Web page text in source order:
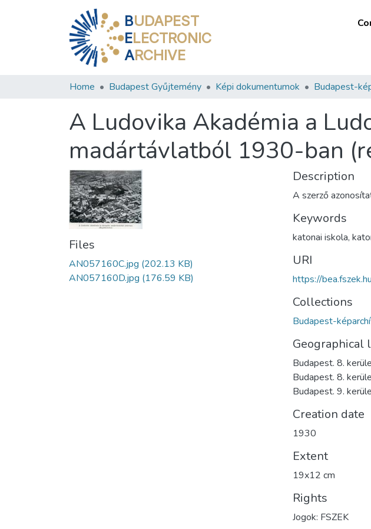
BUDAPEST
ELECTRONIC
ARCHIVE
Home Budapest Gyűjtemény Képi dokumentumok Budapest-
A Ludovika Akadémia a
madártávlatból 1930-ban
Files
AN057160C.jpg (202.13 KB)
AN057160D.jpg (176.59 KB)
Description
A szerző
Keywords
katonai iskola,
URI
https://
Collections
Budapest-
Geographical
Budapest. 8.
Budapest. 8.
Budapest. 9.
Creation date
1930
Extent
19x12 cm
Rights
Jogok: FSZEK